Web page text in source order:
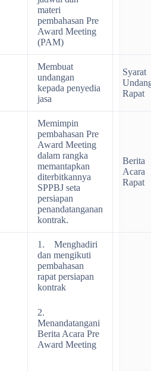
materi
pembahasan Pre
Award Meeting
(PAM)
Membuat
undangan
kepada penyedia
jasa
Syarat
Rapat
Memimpin
pembahasan Pre
Award Meeting
dalam rangka
memantapkan
diterbitkannya
SPPBJ seta
persiapan
penandatanganan
kontrak.
Berita
Acara
Rapat
1. Menghadiri
dan mengikuti
pembahasan
rapat persiapan
kontrak
2.
Menandatangani
Berita Acara Pre
Award Meeting